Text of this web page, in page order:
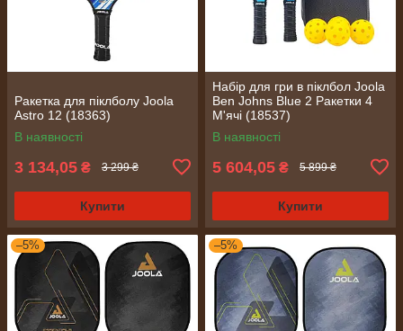
Ракетка для піклболу Joola
Astro 12 (18363)
В наявності
3 134,05 ₴ 3 299 ₴
Купити
Набір для гри в піклбол Joola
Ben Johns Blue 2 Ракетки 4
М'ячі (18537)
В наявності
5 604,05 ₴ 5 899 ₴
Купити
–5% –5%